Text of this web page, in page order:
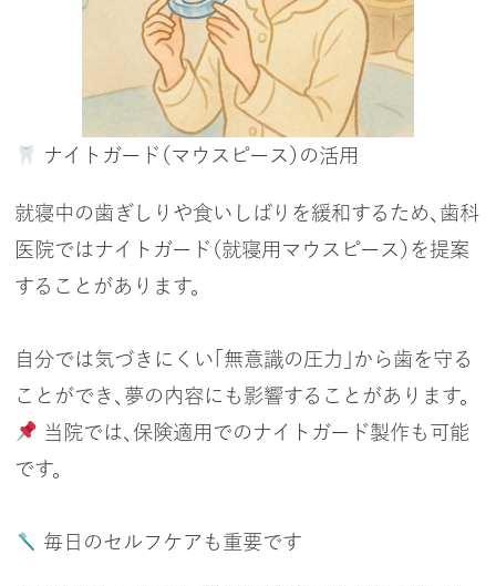
ナイトガード（マウスピース）の活用
就寝中の歯ぎしりや食いしばりを緩和するため、歯科
医院ではナイトガード（就寝用マウスピース）を提案
することがあります。
自分では気づきにくい「無意識の圧力」から歯を守る
ことができ、夢の内容にも影響することがあります。
当院では、保険適用でのナイトガード製作も可能
です。
毎日のセルフケアも重要です